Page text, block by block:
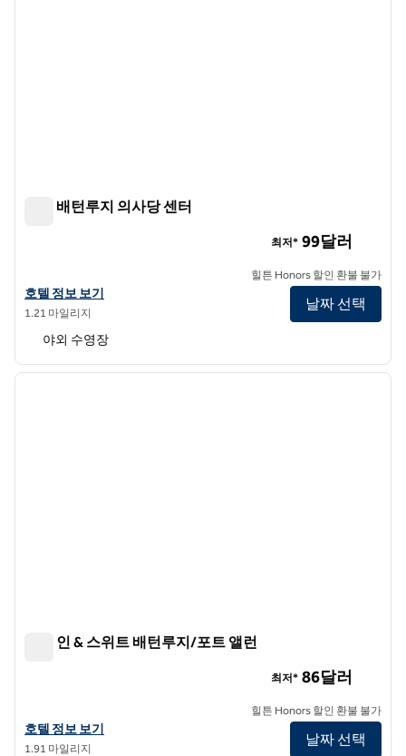
힐튼 배턴루지 의사당 센터
힐튼 배턴루지 의사당 센터의 호텔 정보 보기
호텔 정보 보기
1.21 마일리지
최저* 99달러
힐튼 Honors 할인 환불 불가
날짜 선택
야외 수영장
1/12
다음
햄튼 인 & 스위트 배턴루지/포트 앨런
햄튼 인 & 스위트 배턴루지/포트 앨런의 호텔 정보 보기
호텔 정보 보기
1.91 마일리지
최저* 86달러
힐튼 Honors 할인 환불 불가
날짜 선택